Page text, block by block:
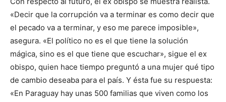
«Decir que la corrupción va a terminar es como decir que
el pecado va a terminar, y eso me parece imposible»,
asegura. «El político no es el que tiene la solución
mágica, sino es el que tiene que escuchar», sigue el ex
obispo, quien hace tiempo preguntó a una mujer qué tipo
de cambio deseaba para el país. Y ésta fue su respuesta:
«En Paraguay hay unas 500 familias que viven como los